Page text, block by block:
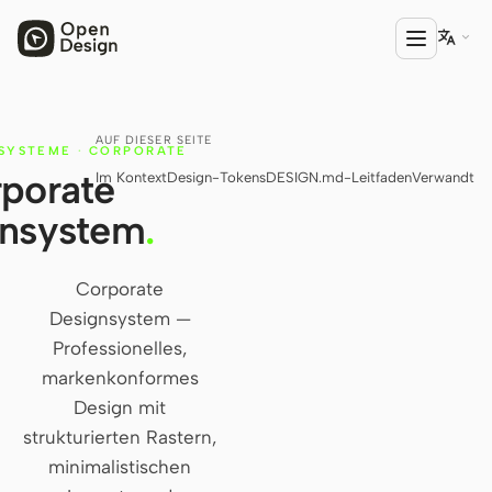
PRODUKT
Open Design
HTML Anything
Codex Slides
Open Design Plugin
AGENT
Codex
Cursor Agent

AUF DIESER SEITE
Im KontextDesign-TokensDESIGN.md-LeitfadenVerwandt
· CORPORATE
.
Corporate
Designsystem —
Professionelles,
markenkonformes
Design mit
strukturierten Rastern,
minimalistischen